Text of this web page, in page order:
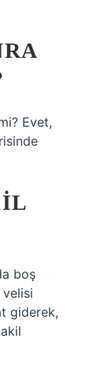
Evet,
boş
velisi
giderek,